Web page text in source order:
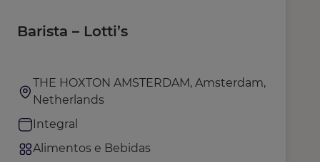
Barista – Lotti’s
THE HOXTON AMSTERDAM, Amsterdam,
Netherlands
Integral
Alimentos e Bebidas